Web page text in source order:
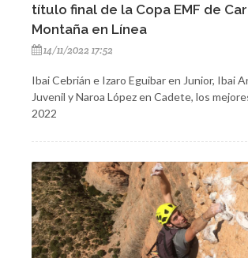
título final de la Copa EMF de
Montaña en Línea
14/11/2022 17:52
Ibai Cebrián e Izaro Eguibar en Junior, Ibai
Juvenil y Naroa López en Cadete, los
2022